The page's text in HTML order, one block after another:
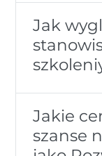
Jak
Jakie
szanse